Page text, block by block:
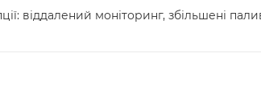
віддалений моніторинг, збільшені